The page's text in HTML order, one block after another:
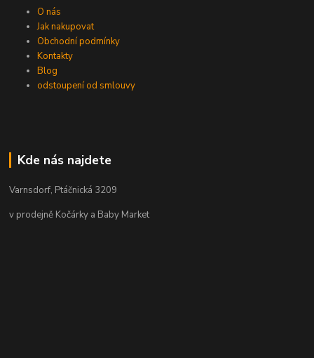
O nás
Jak nakupovat
Obchodní podmínky
Kontakty
Blog
odstoupení od smlouvy
Kde nás najdete
Varnsdorf, Ptáčnická 3209
v prodejně Kočárky a Baby Market